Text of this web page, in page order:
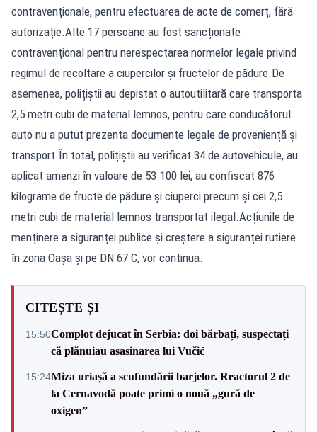
contravenționale, pentru efectuarea de acte de comerț, fără
autorizație.Alte 17 persoane au fost sancționate
contravențional pentru nerespectarea normelor legale privind
regimul de recoltare a ciupercilor și fructelor de pădure.De
asemenea, polițiștii au depistat o autoutilitară care transporta
2,5 metri cubi de material lemnos, pentru care conducătorul
auto nu a putut prezenta documente legale de proveniență și
transport.În total, polițiștii au verificat 34 de autovehicule, au
aplicat amenzi în valoare de 53.100 lei, au confiscat 876
kilograme de fructe de pădure și ciuperci precum și cei 2,5
metri cubi de material lemnos transportat ilegal.Acțiunile de
menținere a siguranței publice și creștere a siguranței rutiere
în zona Oașa și pe DN 67 C, vor continua.
CITEȘTE ȘI
15:50Complot dejucat în Serbia: doi bărbați, suspectați
că plănuiau asasinarea lui Vučić
15:24Miza uriașă a scufundării barjelor. Reactorul 2 de
la Cernavodă poate primi o nouă „gură de
oxigen”